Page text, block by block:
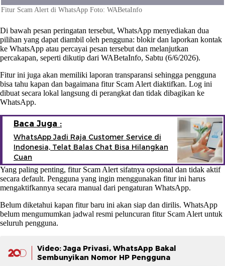
Fitur Scam Alert di WhatsApp Foto: WABetaInfo
Di bawah pesan peringatan tersebut, WhatsApp menyediakan dua
pilihan yang dapat diambil oleh pengguna: blokir dan laporkan kontak
ke WhatsApp atau percayai pesan tersebut dan melanjutkan
percakapan, seperti dikutip dari WABetaInfo, Sabtu (6/6/2026).
Fitur ini juga akan memiliki laporan transparansi sehingga pengguna
bisa tahu kapan dan bagaimana fitur Scam Alert diaktifkan. Log ini
dibuat secara lokal langsung di perangkat dan tidak dibagikan ke
WhatsApp.
Baca Juga :
WhatsApp Jadi Raja Customer Service di
Indonesia, Telat Balas Chat Bisa Hilangkan
Cuan
Yang paling penting, fitur Scam Alert sifatnya opsional dan tidak aktif
secara default. Pengguna yang ingin menggunakan fitur ini harus
mengaktifkannya secara manual dari pengaturan WhatsApp.
Belum diketahui kapan fitur baru ini akan siap dan dirilis. WhatsApp
belum mengumumkan jadwal resmi peluncuran fitur Scam Alert untuk
seluruh pengguna.
Video: Jaga Privasi, WhatsApp Bakal
Sembunyikan Nomor HP Pengguna